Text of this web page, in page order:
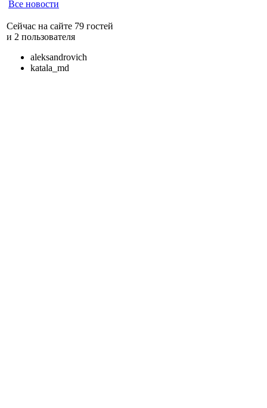
Все новости
Сейчас на сайте 79 гостей
и 2 пользователя
aleksandrovich
katala_md